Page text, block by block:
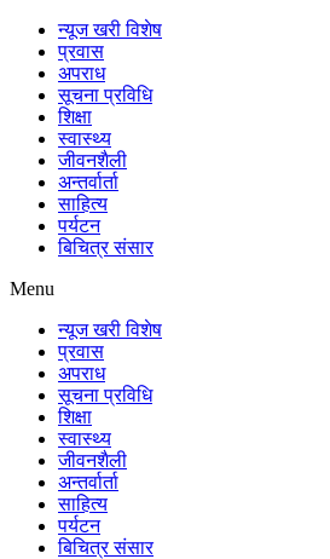
न्यूज खरी विशेष
प्रवास
अपराध
सूचना प्रविधि
शिक्षा
स्वास्थ्य
जीवनशैली
अन्तर्वार्ता
साहित्य
पर्यटन
बिचित्र संसार
Menu
न्यूज खरी विशेष
प्रवास
अपराध
सूचना प्रविधि
शिक्षा
स्वास्थ्य
जीवनशैली
अन्तर्वार्ता
साहित्य
पर्यटन
बिचित्र संसार